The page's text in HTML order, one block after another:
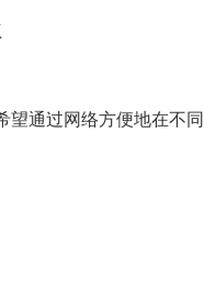
通过网络方便地在不